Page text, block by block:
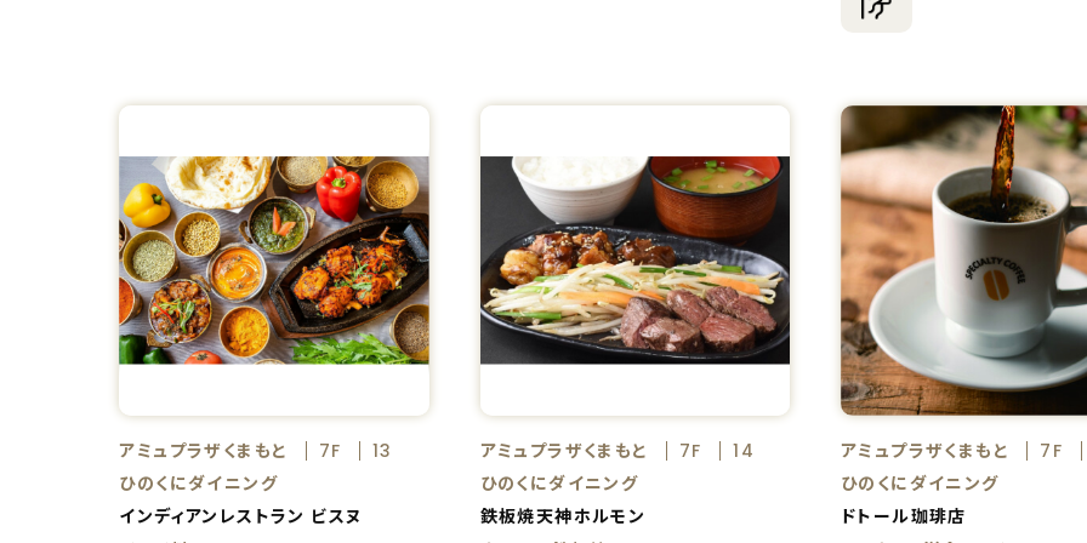
アミュプラザくまもと 7F
13
ひのくにダイニング
インディアンレストラン ビスヌ
アミュプラザくまもと 7F
14
ひのくにダイニング
鉄板焼天神ホルモン
アミュプラザくまもと
7F
ひのくにダイニング
ドトール珈琲店